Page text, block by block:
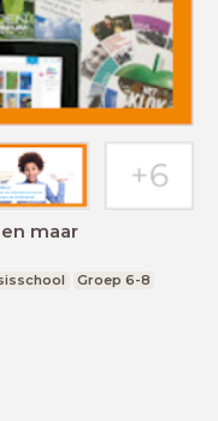
maar
Groep 6-8